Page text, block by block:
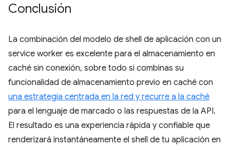
Conclusión
La combinación del modelo de shell de aplicación con un
service worker es excelente para el almacenamiento en
caché sin conexión, sobre todo si combinas su
funcionalidad de almacenamiento previo en caché con
una estrategia centrada en la red y recurre a la caché
para el lenguaje de marcado o las respuestas de la API.
El resultado es una experiencia rápida y confiable que
renderizará instantáneamente el shell de tu aplicación en